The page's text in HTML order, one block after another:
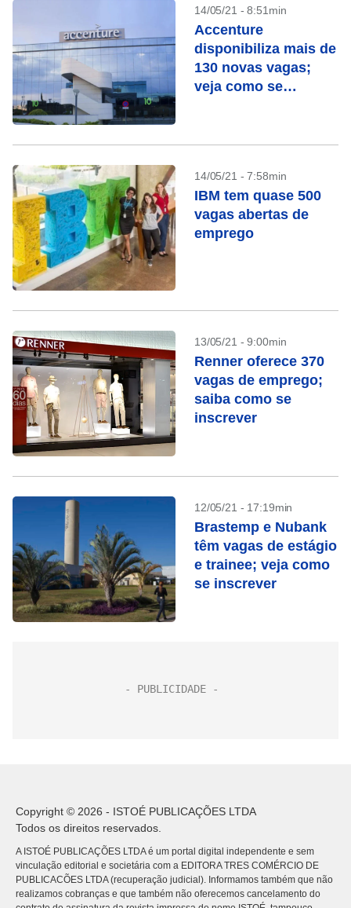
14/05/21 - 8:51min
Accenture
disponibiliza mais de
130 novas vagas;
veja como se
14/05/21 - 7:58min
IBM tem quase 500
vagas abertas de
emprego
13/05/21 - 9:00min
Renner oferece 370
vagas de emprego;
saiba como se
inscrever
12/05/21 - 17:19min
Brastemp e Nubank
têm vagas de estágio
e trainee; veja como
se inscrever
Copyright © 2026 - ISTOÉ PUBLICAÇÕES LTDA
Todos os direitos reservados.
A ISTOÉ PUBLICAÇÕES LTDA é um portal digital independente e sem
vinculação editorial e societária com a EDITORA TRES COMÉRCIO DE
PUBLICACÕES LTDA (recuperação judicial). Informamos também que não
realizamos cobranças e que também não oferecemos cancelamento do